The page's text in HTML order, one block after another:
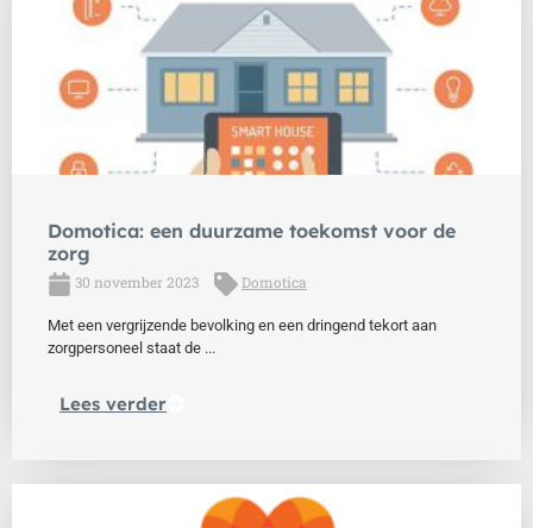
Domotica: een duurzame toekomst voor de
zorg
30 november 2023 Domotica
Met een vergrijzende bevolking en een dringend tekort aan
zorgpersoneel staat de ...
Lees verder